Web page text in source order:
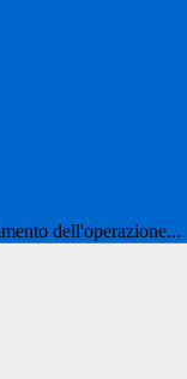
dell'operazione...